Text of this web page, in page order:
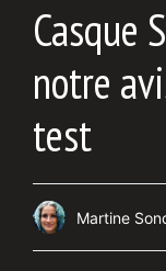
Casque
notre
test
Martine